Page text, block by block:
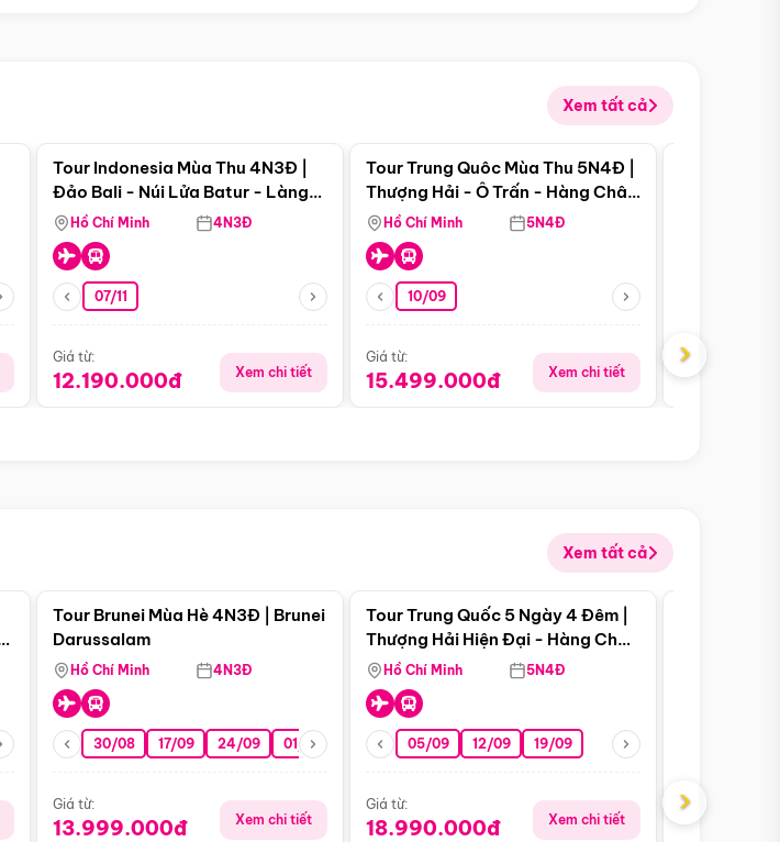
Xem tất cả
Tour Indonesia Mùa Thu 4N3Đ |
Đảo Bali - Núi Lửa Batur - Làng
Penglipuran
Hồ Chí Minh 4N3Đ
07/11
Giá từ:
12.190.000đ Xem chi tiết
Điểm nổi bật
Tour Trung Quôc Mùa Thu 5N4Đ |
Thượng Hải - Ô Trấn - Hàng Châu
(Tour Không Shopping)
Hồ Chí Minh 5N4Đ
10/09
Giá từ:
15.499.000đ Xem chi tiết
Giá từ:
›
Xem tất cả
Tour Brunei Mùa Hè 4N3Đ | Brunei
Darussalam
Hồ Chí Minh 4N3Đ
30/08 17/09 24/09 01/10 15/10 29/10
Giá từ:
13.999.000đ Xem chi tiết
Điểm nổi bật
Tour Trung Quốc 5 Ngày 4 Đêm |
Thượng Hải Hiện Đại - Hàng Châu
Nên Thơ - Ô Trấn Cổ Kính
Hồ Chí Minh 5N4Đ
05/09 12/09 19/09
Giá từ:
18.990.000đ Xem chi tiết
Giá từ:
›